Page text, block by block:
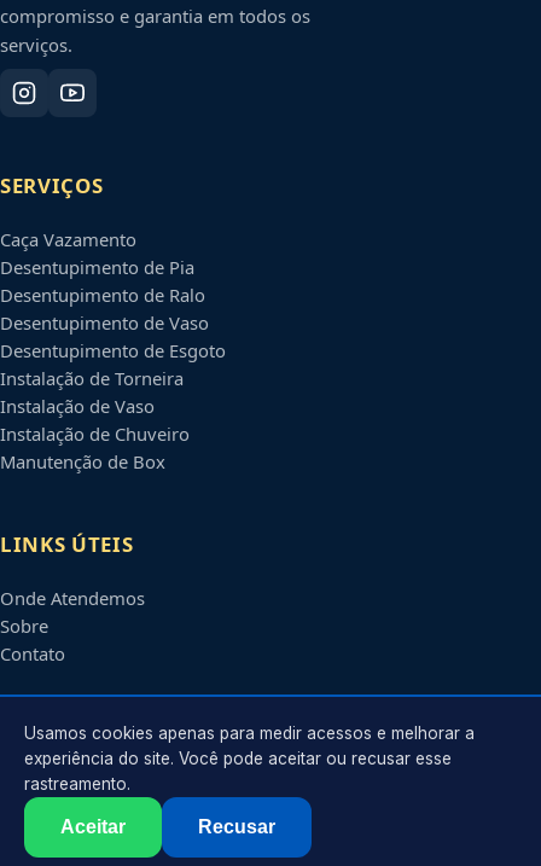
compromisso e garantia em todos os
serviços.
SERVIÇOS
Caça Vazamento
Desentupimento de Pia
Desentupimento de Ralo
Desentupimento de Vaso
Desentupimento de Esgoto
Instalação de Torneira
Instalação de Vaso
Instalação de Chuveiro
Manutenção de Box
LINKS ÚTEIS
Onde Atendemos
Sobre
Contato
CONTATO
Atendimento em
contato@encanadoremblumenau.com.br
2026 Encanador emBlumenau
. Todos os direitos reservados.
Usamos cookies apenas para medir acessos e melhorar a
experiência do site. Você pode aceitar ou recusar esse
rastreamento.
Aceitar Recusar